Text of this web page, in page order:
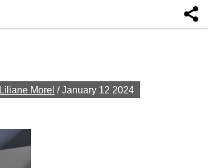
Liliane Morel /January 12 2024